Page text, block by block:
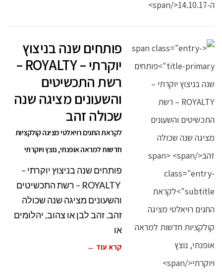
פותחים שנה בניצוץ
יוקרתי – ROYALTY –
רשת התכשיטים
והשעונים מציגה שנה
שכולה זהב
לקראת החגים רויאלטי מציגה קולקציות
חדשות למראה אופנתי, נוצץ ויוקרתי
פותחים שנה בניצוץ יוקרתי –
ROYALTY – רשת התכשיטים
והשעונים מציגה שנה שכולה
זהב. זהב לבן או צהוב, יהלומים
או
קרא עוד ←